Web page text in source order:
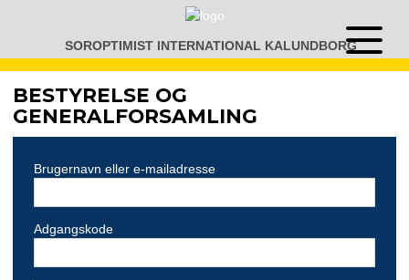
SOROPTIMIST INTERNATIONAL KALUNDBORGÅben
eller
luk
BESTYRELSE OG
GENERALFORSAMLING
Brugernavn eller e-mailadresse
Adgangskode